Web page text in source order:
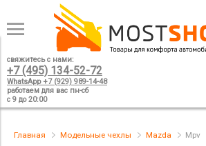
свяжитесь с нами:
+7 (495) 134-52-72
WhatsApp +7 (929) 989-14-48
работаем для вас пн-сб
с 9 до 20:00
Главная Модельные чехлы Mazda Mpv